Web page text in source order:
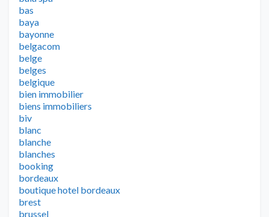
bas
baya
bayonne
belgacom
belge
belges
belgique
bien immobilier
biens immobiliers
biv
blanc
blanche
blanches
booking
bordeaux
boutique hotel bordeaux
brest
brussel